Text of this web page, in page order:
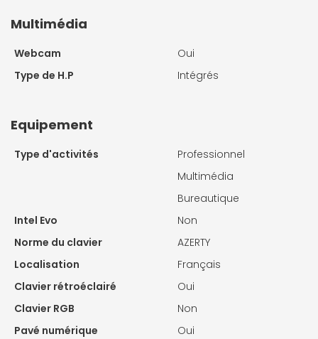
Multimédia
Webcam
Oui
Type de H.P
Intégrés
Equipement
Type d'activités
Professionnel
Multimédia
Bureautique
Intel Evo
Non
Norme du clavier
AZERTY
Localisation
Français
Clavier rétroéclairé
Oui
Clavier RGB
Non
Pavé numérique
Oui